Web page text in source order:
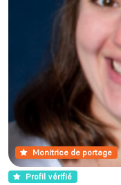
Monitrice de portage
Profil vérifié